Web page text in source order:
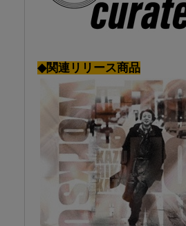
◆関連リリース商品